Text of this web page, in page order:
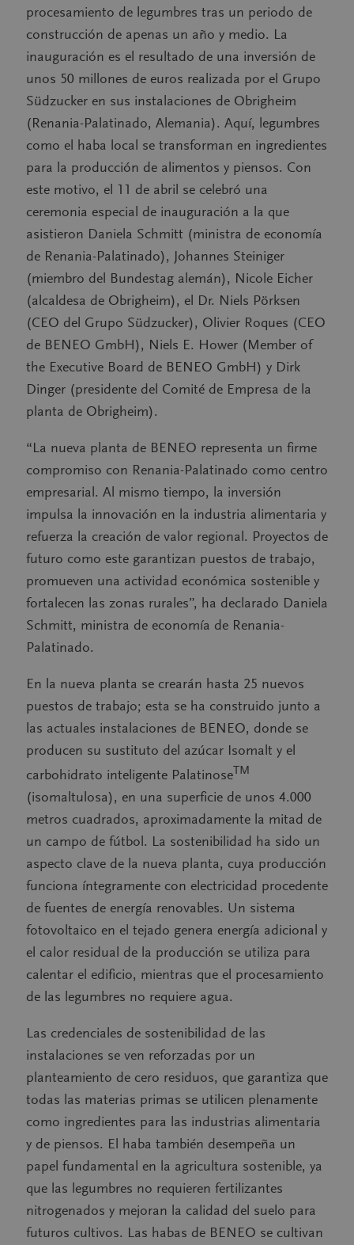
procesamiento de legumbres tras un periodo de
construcción de apenas un año y medio. La
inauguración es el resultado de una inversión de
unos 50 millones de euros realizada por el Grupo
Südzucker en sus instalaciones de Obrigheim
(Renania-Palatinado, Alemania). Aquí, legumbres
como el haba local se transforman en ingredientes
para la producción de alimentos y piensos. Con
este motivo, el 11 de abril se celebró una
ceremonia especial de inauguración a la que
asistieron Daniela Schmitt (ministra de economía
de Renania-Palatinado), Johannes Steiniger
(miembro del Bundestag alemán), Nicole Eicher
(alcaldesa de Obrigheim), el Dr. Niels Pörksen
(CEO del Grupo Südzucker), Olivier Roques (CEO
de BENEO GmbH), Niels E. Hower (Member of
the Executive Board de BENEO GmbH) y Dirk
Dinger (presidente del Comité de Empresa de la
planta de Obrigheim).
“La nueva planta de BENEO representa un firme
compromiso con Renania-Palatinado como centro
empresarial. Al mismo tiempo, la inversión
impulsa la innovación en la industria alimentaria y
refuerza la creación de valor regional. Proyectos de
futuro como este garantizan puestos de trabajo,
promueven una actividad económica sostenible y
fortalecen las zonas rurales”, ha declarado Daniela
Schmitt, ministra de economía de Renania-
Palatinado.
En la nueva planta se crearán hasta 25 nuevos
puestos de trabajo; esta se ha construido junto a
las actuales instalaciones de BENEO, donde se
producen su sustituto del azúcar Isomalt y el
carbohidrato inteligente PalatinoseTM
(isomaltulosa), en una superficie de unos 4.000
metros cuadrados, aproximadamente la mitad de
un campo de fútbol. La sostenibilidad ha sido un
aspecto clave de la nueva planta, cuya producción
funciona íntegramente con electricidad procedente
de fuentes de energía renovables. Un sistema
fotovoltaico en el tejado genera energía adicional y
el calor residual de la producción se utiliza para
calentar el edificio, mientras que el procesamiento
de las legumbres no requiere agua.
Las credenciales de sostenibilidad de las
instalaciones se ven reforzadas por un
planteamiento de cero residuos, que garantiza que
todas las materias primas se utilicen plenamente
como ingredientes para las industrias alimentaria
y de piensos. El haba también desempeña un
papel fundamental en la agricultura sostenible, ya
que las legumbres no requieren fertilizantes
nitrogenados y mejoran la calidad del suelo para
futuros cultivos. Las habas de BENEO se cultivan